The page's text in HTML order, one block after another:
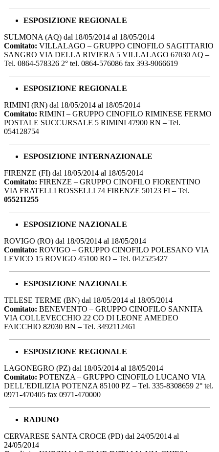
ESPOSIZIONE REGIONALE
SULMONA (AQ) dal 18/05/2014 al 18/05/2014
Comitato: VILLALAGO – GRUPPO CINOFILO SAGITTARIO
SANGRO VIA DELLA RIVIERA 5 VILLALAGO 67030 AQ –
Tel. 0864-578326 2° tel. 0864-576086 fax 393-9066619
ESPOSIZIONE REGIONALE
RIMINI (RN) dal 18/05/2014 al 18/05/2014
Comitato: RIMINI – GRUPPO CINOFILO RIMINESE FERMO
POSTALE SUCCURSALE 5 RIMINI 47900 RN – Tel.
054128754
ESPOSIZIONE INTERNAZIONALE
FIRENZE (FI) dal 18/05/2014 al 18/05/2014
Comitato: FIRENZE – GRUPPO CINOFILO FIORENTINO
VIA FRATELLI ROSSELLI 74 FIRENZE 50123 FI – Tel.
055211255
ESPOSIZIONE NAZIONALE
ROVIGO (RO) dal 18/05/2014 al 18/05/2014
Comitato: ROVIGO – GRUPPO CINOFILO POLESANO VIA
LEVICO 15 ROVIGO 45100 RO – Tel. 042525427
ESPOSIZIONE NAZIONALE
TELESE TERME (BN) dal 18/05/2014 al 18/05/2014
Comitato: BENEVENTO – GRUPPO CINOFILO SANNITA
VIA COLLEVECCHIO 22 CO DI LEONE AMEDEO
FAICCHIO 82030 BN – Tel. 3492112461
ESPOSIZIONE REGIONALE
LAGONEGRO (PZ) dal 18/05/2014 al 18/05/2014
Comitato: POTENZA – GRUPPO CINOFILO LUCANO VIA
DELL’EDILIZIA POTENZA 85100 PZ – Tel. 335-8308659 2° tel.
0971-470405 fax 0971-470000
RADUNO
CERVARESE SANTA CROCE (PD) dal 24/05/2014 al
24/05/2014